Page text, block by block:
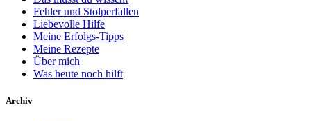
Fehler und Stolperfallen
Liebevolle Hilfe
Meine Erfolgs-Tipps
Meine Rezepte
Über mich
Was heute noch hilft
Archiv